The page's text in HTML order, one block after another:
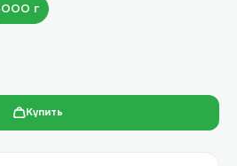
г
Купить